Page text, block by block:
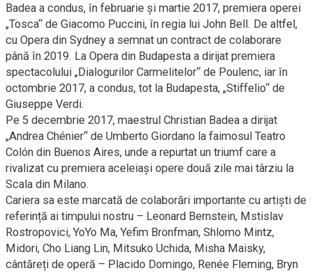
Badea a condus, în februarie şi martie 2017, premiera operei
„Tosca“ de Giacomo Puccini, în regia lui John Bell. De altfel,
cu Opera din Sydney a semnat un contract de colaborare
până în 2019. La Opera din Budapesta a dirijat premiera
spectacolului „Dialogurilor Carmelitelor“ de Poulenc, iar în
octombrie 2017, a condus, tot la Budapesta, „Stiffelio“ de
Giuseppe Verdi.
Pe 5 decembrie 2017, maestrul Christian Badea a dirijat
„Andrea Chénier“ de Umberto Giordano la faimosul Teatro
Colón din Buenos Aires, unde a repurtat un triumf care a
rivalizat cu premiera aceleiași opere două zile mai târziu la
Scala din Milano.
Cariera sa este marcată de colaborări importante cu artiști de
referință ai timpului nostru – Leonard Bernstein, Mstislav
Rostropovici, YoYo Ma, Yefim Bronfman, Shlomo Mintz,
Midori, Cho Liang Lin, Mitsuko Uchida, Misha Maisky,
cântăreți de operă – Placido Domingo, Renée Fleming, Bryn